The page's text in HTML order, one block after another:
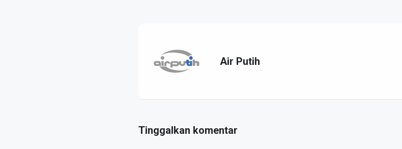
Air Putih
Tinggalkan komentar